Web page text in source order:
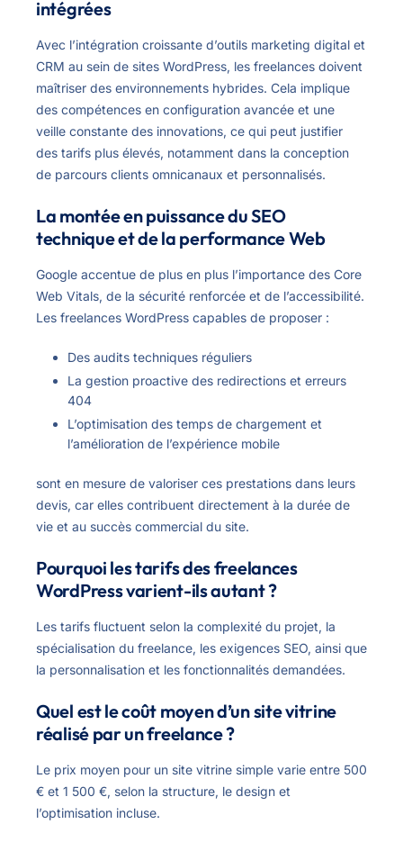
intégrées
Avec l’intégration croissante d’outils marketing digital et
CRM au sein de sites WordPress, les freelances doivent
maîtriser des environnements hybrides. Cela implique
des compétences en configuration avancée et une
veille constante des innovations, ce qui peut justifier
des tarifs plus élevés, notamment dans la conception
de parcours clients omnicanaux et personnalisés.
La montée en puissance du SEO
technique et de la performance Web
Google accentue de plus en plus l’importance des Core
Web Vitals, de la sécurité renforcée et de l’accessibilité.
Les freelances WordPress capables de proposer :
Des audits techniques réguliers
La gestion proactive des redirections et erreurs
404
L’optimisation des temps de chargement et
l’amélioration de l’expérience mobile
sont en mesure de valoriser ces prestations dans leurs
devis, car elles contribuent directement à la durée de
vie et au succès commercial du site.
Pourquoi les tarifs des freelances
WordPress varient-ils autant ?
Les tarifs fluctuent selon la complexité du projet, la
spécialisation du freelance, les exigences SEO, ainsi que
la personnalisation et les fonctionnalités demandées.
Quel est le coût moyen d’un site vitrine
réalisé par un freelance ?
Le prix moyen pour un site vitrine simple varie entre 500
€ et 1 500 €, selon la structure, le design et
l’optimisation incluse.